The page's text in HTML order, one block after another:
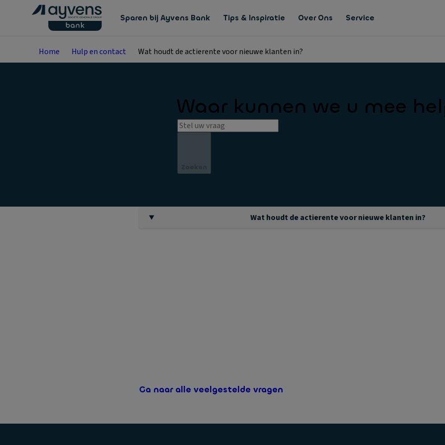
Sparen bij Ayvens Bank Tips & Inspiratie Over Ons Service
Home Hulp en contact Wat houdt de actierente voor nieuwe klanten in?
Waar kunnen we u mee
Wat houdt de actierente voor nieuwe klanten in?
Ga naar alle veelgestelde vragen